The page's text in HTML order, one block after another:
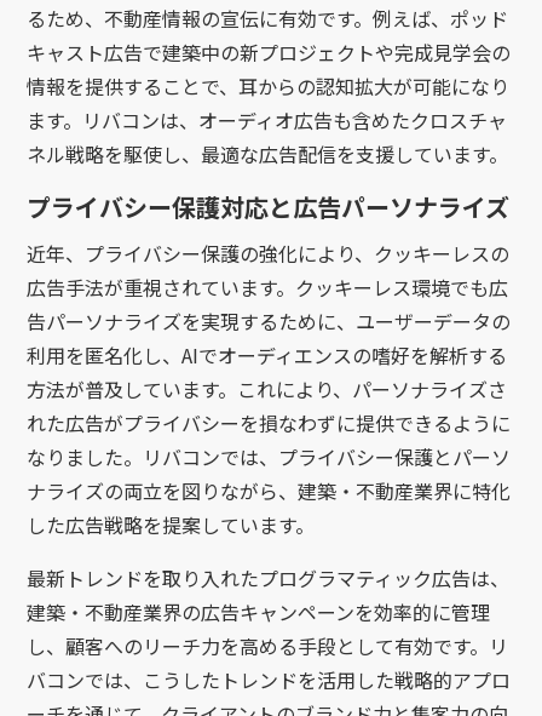
るため、不動産情報の宣伝に有効です。例えば、ポッド
キャスト広告で建築中の新プロジェクトや完成見学会の
情報を提供することで、耳からの認知拡大が可能になり
ます。リバコンは、オーディオ広告も含めたクロスチャ
ネル戦略を駆使し、最適な広告配信を支援しています。
プライバシー保護対応と広告パーソナライズ
近年、プライバシー保護の強化により、クッキーレスの
広告手法が重視されています。クッキーレス環境でも広
告パーソナライズを実現するために、ユーザーデータの
利用を匿名化し、AIでオーディエンスの嗜好を解析する
方法が普及しています。これにより、パーソナライズさ
れた広告がプライバシーを損なわずに提供できるように
なりました。リバコンでは、プライバシー保護とパーソ
ナライズの両立を図りながら、建築・不動産業界に特化
した広告戦略を提案しています。
最新トレンドを取り入れたプログラマティック広告は、
建築・不動産業界の広告キャンペーンを効率的に管理
し、顧客へのリーチ力を高める手段として有効です。リ
バコンでは、こうしたトレンドを活用した戦略的アプロ